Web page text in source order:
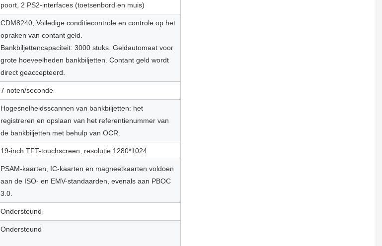
poort, 2 PS2-interfaces (toetsenbord en muis)
CDM8240; Volledige conditiecontrole en controle op het
opraken van contant geld.
Bankbiljettencapaciteit: 3000 stuks. Geldautomaat voor
grote hoeveelheden bankbiljetten. Contant geld wordt
direct geaccepteerd.
7 noten/seconde
Hogesnelheidsscannen van bankbiljetten: het
registreren en opslaan van het referentienummer van
de bankbiljetten met behulp van OCR.
19-inch TFT-touchscreen, resolutie 1280*1024
PSAM-kaarten, IC-kaarten en magneetkaarten voldoen
aan de ISO- en EMV-standaarden, evenals aan PBOC
3.0.
Ondersteund
Ondersteund